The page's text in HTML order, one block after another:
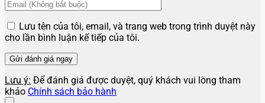
Lưu tên của tôi, email, và trang web trong trình duyệt này
cho lần bình luận kế tiếp của tôi.
Lưu ý: Để đánh giá được duyệt, quý khách vui lòng tham
khảo Chính sách bảo hành